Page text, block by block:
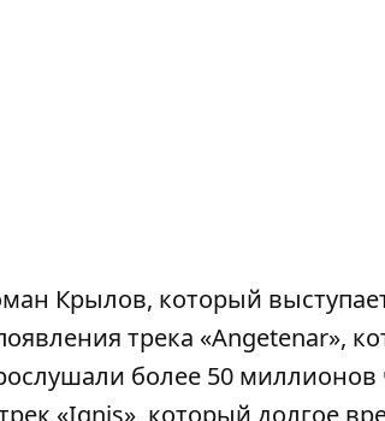
Крылов, который
трека «Angetenar»,
более 50 миллионов